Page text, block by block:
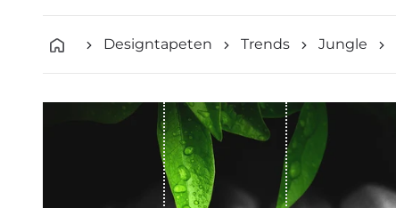
Designtapeten Trends Jungle